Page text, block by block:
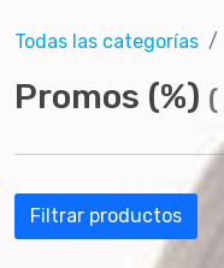
Todas las categorías
Promos (%) (
Filtrar productos